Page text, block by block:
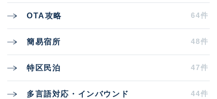
OTA攻略 64件
簡易宿所 48件
特区民泊 47件
多言語対応・インバウンド 44件